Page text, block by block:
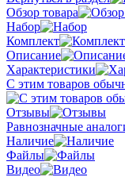
Обзор товара
Набор
Комплект
Описание
Характеристики
С этим товаров
Отзывы
Равнозначные
Наличие
Файлы
Видео